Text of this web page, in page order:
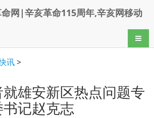
网|辛亥革命115周年,辛亥网移动
导航
讯>
雄安新区热点问题专
记赵克志